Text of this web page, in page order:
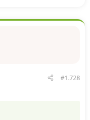
#1.728